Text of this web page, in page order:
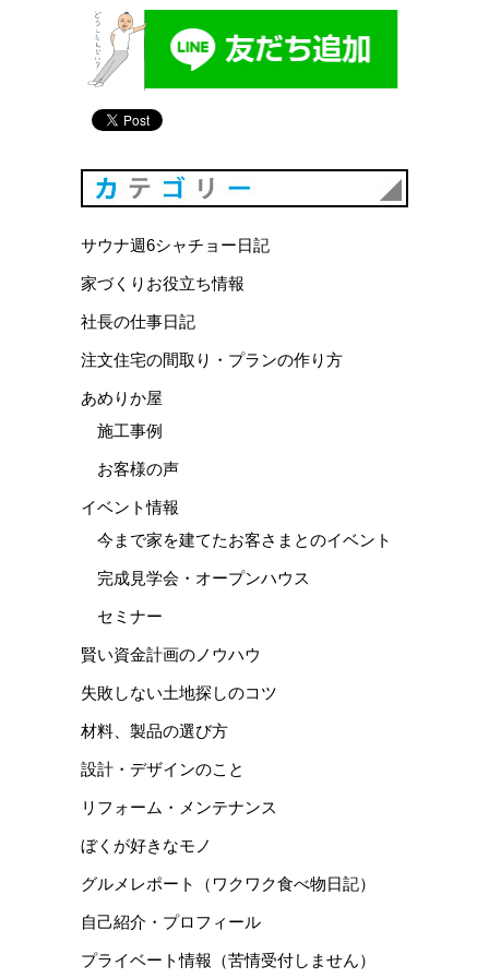
サウナ週6シャチョー日記
家づくりお役立ち情報
社長の仕事日記
注文住宅の間取り・プランの作り方
あめりか屋
施工事例
お客様の声
イベント情報
今まで家を建てたお客さまとのイベント
完成見学会・オープンハウス
セミナー
賢い資金計画のノウハウ
失敗しない土地探しのコツ
材料、製品の選び方
設計・デザインのこと
リフォーム・メンテナンス
ぼくが好きなモノ
グルメレポート（ワクワク食べ物日記）
自己紹介・プロフィール
プライベート情報（苦情受付しません）